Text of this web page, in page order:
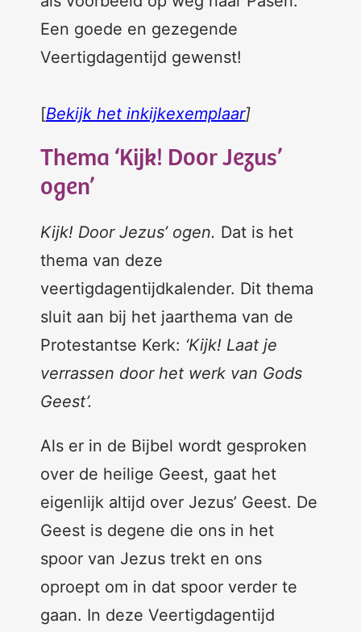
Een goede en gezegende
Veertigdagentijd gewenst!
[Bekijk het inkijkexemplaar]
Thema ‘Kijk! Door Jezus’
ogen’
Kijk! Door Jezus’ ogen. Dat is het
thema van deze
veertigdagentijdkalender. Dit thema
sluit aan bij het jaarthema van de
Protestantse Kerk: ‘Kijk! Laat je
verrassen door het werk van Gods
Geest’.
Als er in de Bijbel wordt gesproken
over de heilige Geest, gaat het
eigenlijk altijd over Jezus’ Geest. De
Geest is degene die ons in het
spoor van Jezus trekt en ons
oproept om in dat spoor verder te
gaan. In deze Veertigdagentijd